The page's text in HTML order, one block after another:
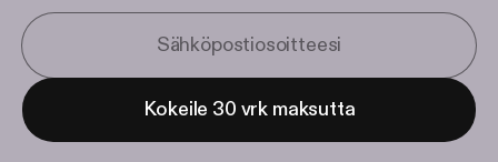
Kokeile 30 vrk maksutta